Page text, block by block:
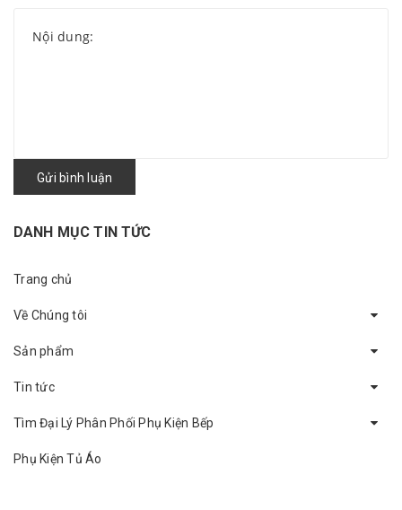
Gửi bình luận
DANH MỤC TIN TỨC
Trang chủ
Về Chúng tôi
Sản phẩm
Tin tức
Tìm Đại Lý Phân Phối Phụ Kiện Bếp
Phụ Kiện Tủ Áo